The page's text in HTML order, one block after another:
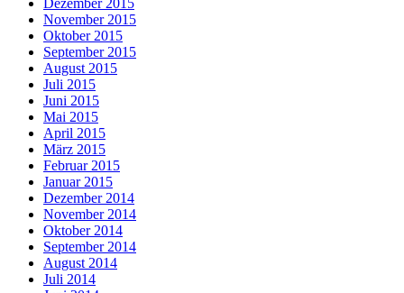
Dezember 2015
November 2015
Oktober 2015
September 2015
August 2015
Juli 2015
Juni 2015
Mai 2015
April 2015
März 2015
Februar 2015
Januar 2015
Dezember 2014
November 2014
Oktober 2014
September 2014
August 2014
Juli 2014